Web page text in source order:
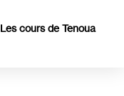
Les cours de Tenoua